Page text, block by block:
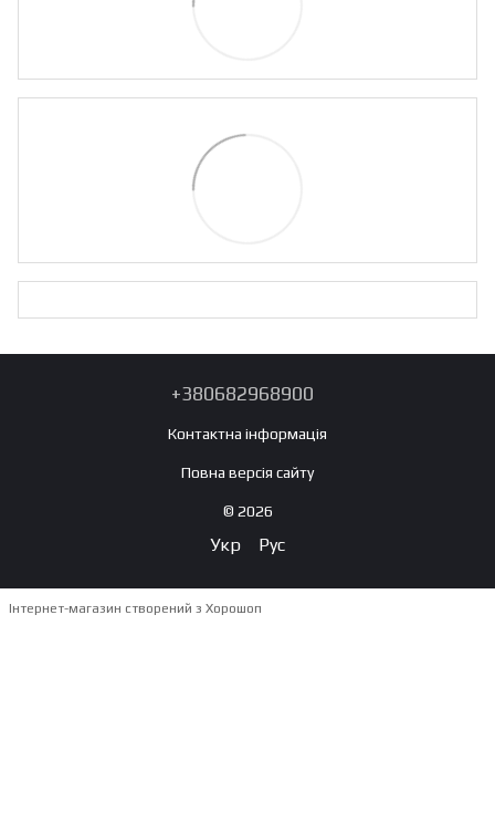
+380682968900
Контактна інформація
Повна версія сайту
© 2026
Укр Рус
Інтернет-магазин створений з Хорошоп